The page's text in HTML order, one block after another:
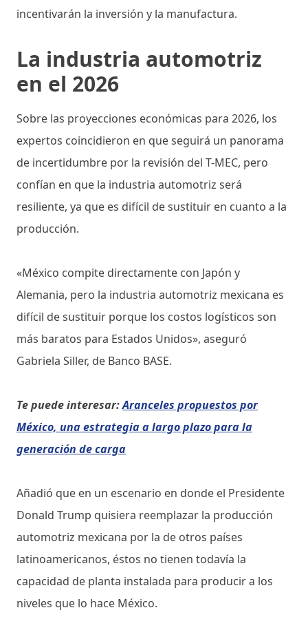
incentivarán la inversión y la manufactura.
La industria automotriz
en el 2026
Sobre las proyecciones económicas para 2026, los
expertos coincidieron en que seguirá un panorama
de incertidumbre por la revisión del T-MEC, pero
confían en que la industria automotriz será
resiliente, ya que es difícil de sustituir en cuanto a la
producción.
«México compite directamente con Japón y
Alemania, pero la industria automotriz mexicana es
difícil de sustituir porque los costos logísticos son
más baratos para Estados Unidos», aseguró
Gabriela Siller, de Banco BASE.
Te puede interesar:Aranceles propuestos por
México, una estrategia a largo plazo para la
generación de carga
Añadió que en un escenario en donde el Presidente
Donald Trump quisiera reemplazar la producción
automotriz mexicana por la de otros países
latinoamericanos, éstos no tienen todavía la
capacidad de planta instalada para producir a los
niveles que lo hace México.